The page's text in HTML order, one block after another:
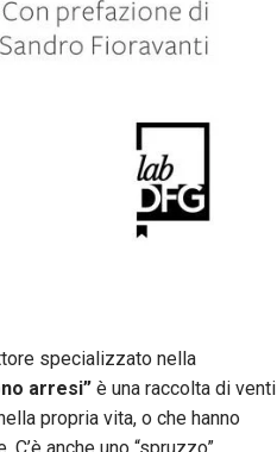
specializzato nella
arresi” è una raccolta di venti
propria vita, o che hanno